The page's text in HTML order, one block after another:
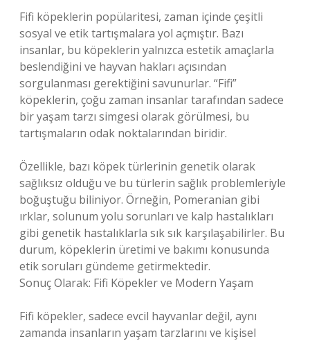
Fifi köpeklerin popülaritesi, zaman içinde çeşitli
sosyal ve etik tartışmalara yol açmıştır. Bazı
insanlar, bu köpeklerin yalnızca estetik amaçlarla
beslendiğini ve hayvan hakları açısından
sorgulanması gerektiğini savunurlar. “Fifi”
köpeklerin, çoğu zaman insanlar tarafından sadece
bir yaşam tarzı simgesi olarak görülmesi, bu
tartışmaların odak noktalarından biridir.
Özellikle, bazı köpek türlerinin genetik olarak
sağlıksız olduğu ve bu türlerin sağlık problemleriyle
boğuştuğu biliniyor. Örneğin, Pomeranian gibi
ırklar, solunum yolu sorunları ve kalp hastalıkları
gibi genetik hastalıklarla sık sık karşılaşabilirler. Bu
durum, köpeklerin üretimi ve bakımı konusunda
etik soruları gündeme getirmektedir.
Sonuç Olarak: Fifi Köpekler ve Modern Yaşam
Fifi köpekler, sadece evcil hayvanlar değil, aynı
zamanda insanların yaşam tarzlarını ve kişisel